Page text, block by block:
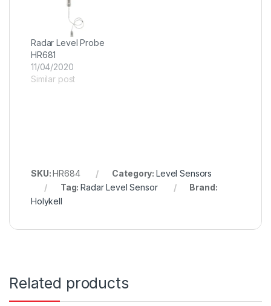
Radar Level Probe
HR681
11/04/2020
Similar post
SKU:HR684 Category: Level Sensors
Tag:Radar Level Sensor
Brand:
Holykell
Related products